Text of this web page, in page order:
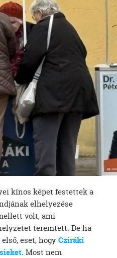
kínos képet festettek a
elhelyezése
volt, ami
teremtett. De ha
eset, hogyCziráki
Most nem